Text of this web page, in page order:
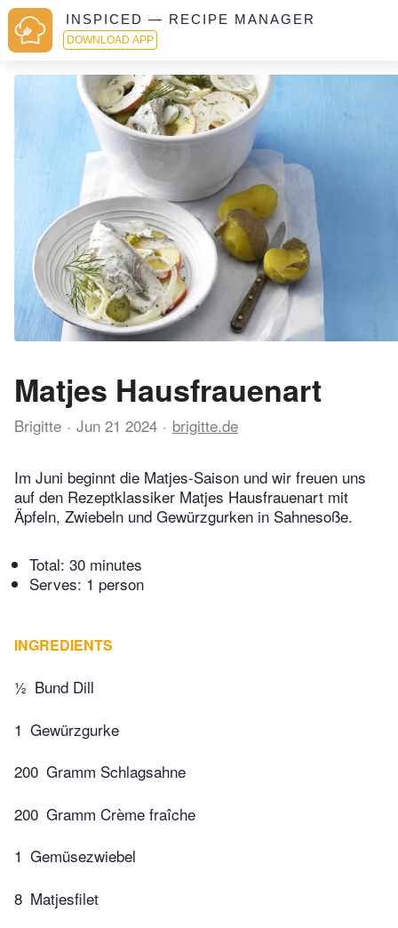
INSPICED — RECIPE MANAGER
DOWNLOAD APP
Matjes Hausfrauenart
Brigitte Jun 21 2024 brigitte.de
Im Juni beginnt die Matjes-Saison und wir freuen uns
auf den Rezeptklassiker Matjes Hausfrauenart mit
Äpfeln, Zwiebeln und Gewürzgurken in Sahnesoße.
Total: 30 minutes
Serves: 1 person
INGREDIENTS
½ Bund Dill
1 Gewürzgurke
200 Gramm Schlagsahne
200 Gramm Crème fraîche
1 Gemüsezwiebel
8 Matjesfilet